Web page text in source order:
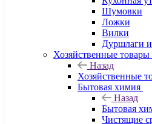
Шумовки
Ложки
Вилки
Дуршлаги и
Хозяйственные товары
Назад
Хозяйственные
Бытовая химия
Назад
Бытовая
Чистящие